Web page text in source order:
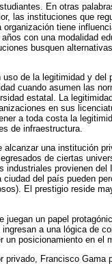
En otras
las instituciones que
tiene
con una modalidad
busquen
de la legitimidad y del
cuando asumen las
estatal. La
en sus
a toda costa la
de infraestructura.
una institución
de ciertas
industriales provienen
del país pueden
El prestigio reside
un papel
a una lógica de
posicionamiento en el
Francisco Gama